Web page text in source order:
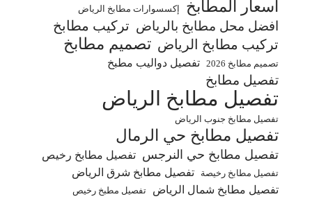
أسعار المطابخ إكسسوارات مطابخ الرياض
افضل محل مطابخ بالرياض تركيب مطابخ
تركيب مطابخ الرياض تصميم مطابخ
تصميم مطابخ 2026 تفصيل دواليب مطبخ
تفصيل مطابخ
تفصيل مطابخ الرياض
تفصيل مطابخ جنوب الرياض
تفصيل مطابخ حي الرمال
تفصيل مطابخ حي النرجس تفصيل مطابخ رخيص
تفصيل مطابخ رخيصة
تفصيل مطابخ شرق الرياض
تفصيل مطابخ شمال الرياض
تفصيل مطبخ رخيص